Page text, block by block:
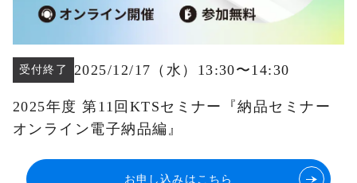
お申し込みはこちら
受付終了 2025/12/17 （水 ）13:30〜14:30
2025年度 第11回KTSセミナー『納品セミナー
オンライン電子納品編』